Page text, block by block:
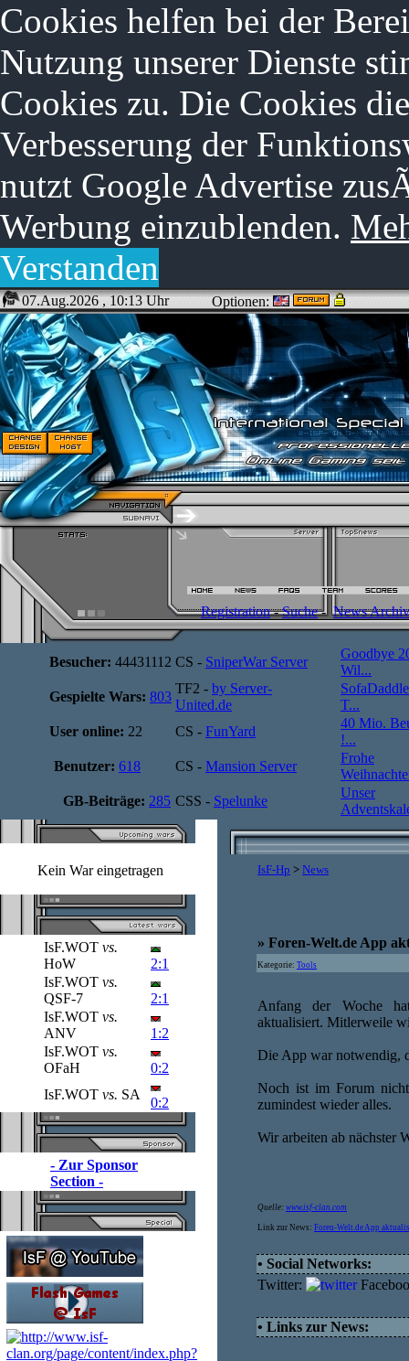
Cookies helfen bei der
Nutzung unserer Dienste
Cookies zu. Die Cookies
Verbesserung der
nutzt Google Advertise
Werbung einzublenden.
Verstanden
07.Aug.2026 , 10:13 Uhr Optionen:
Registration-Suche-News Archiv
Besucher: 44431112 CS - SniperWar Server
Goodbye
Wil...
Gespielte Wars: 803
TF2 - by Server-
United.de
T...
User online: 22 CS - FunYard
40 Mio.
!...
Benutzer: 618 CS - Mansion Server
Frohe
GB-Beiträge: 285 CSS - Spelunke
Unser
Kein War eingetragen
IsF.WOT vs.
HoW
2:1
IsF.WOT vs.
QSF-7
2:1
IsF.WOT vs.
ANV
1:2
IsF.WOT vs.
OFaH
0:2
IsF.WOT vs. SA
0:2
- Zur Sponsor
Section -
IsF-Hp > News
» Foren-Welt.de App
Kategorie: Tools
Anfang der Woche
aktualisiert. Mitlerweile
Die App war notwendig,
Noch ist im Forum
zumindest wieder alles.
Wir arbeiten ab nächster
Quelle: www.isf-clan.com
Link zur News: Foren-Welt.de App
• Social Networks:
Twitter:
• Links zur News: